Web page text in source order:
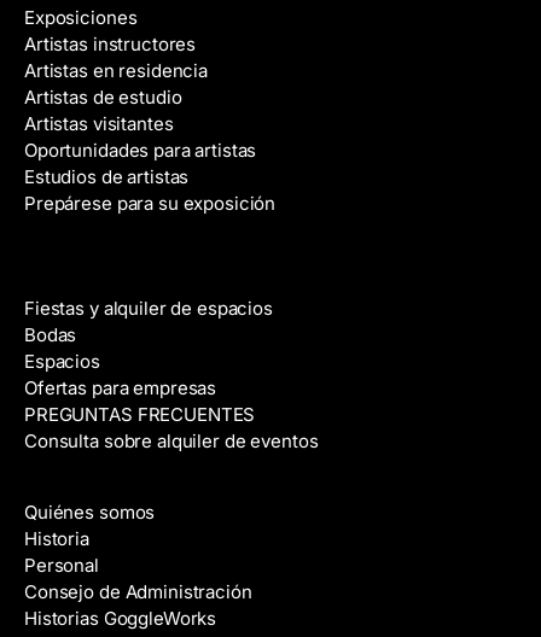
Exposiciones
Artistas instructores
Artistas en residencia
Artistas de estudio
Artistas visitantes
Oportunidades para artistas
Estudios de artistas
Prepárese para su exposición
Fiestas y alquiler de espacios
Bodas
Espacios
Ofertas para empresas
PREGUNTAS FRECUENTES
Consulta sobre alquiler de eventos
Quiénes somos
Historia
Personal
Consejo de Administración
Historias GoggleWorks